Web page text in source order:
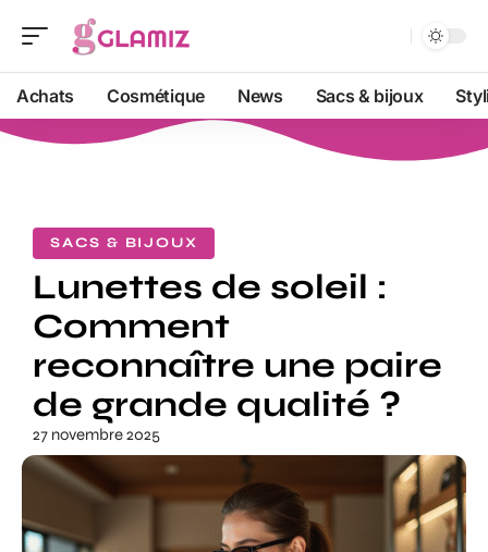
Achats Cosmétique News Sacs & bijoux
SACS & BIJOUX
Lunettes de soleil :
Comment
reconnaître une paire
de grande qualité ?
27 novembre 2025